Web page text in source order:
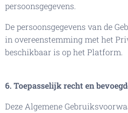
persoonsgegevens.
De persoonsgegevens van de
in overeenstemming met het
beschikbaar is op het Platform.
6. Toepasselijk recht en
Deze Algemene